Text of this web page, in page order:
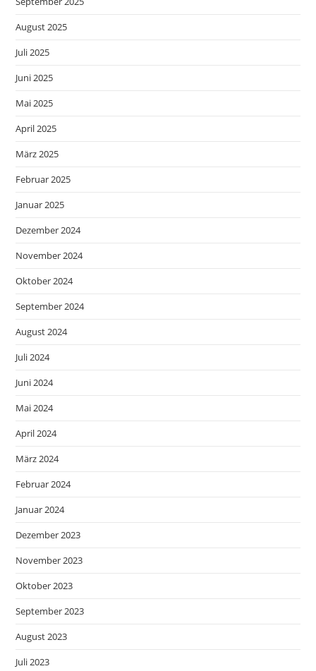
August 2025
Juli 2025
Juni 2025
Mai 2025
April 2025
März 2025
Februar 2025
Januar 2025
Dezember 2024
November 2024
Oktober 2024
September 2024
August 2024
Juli 2024
Juni 2024
Mai 2024
April 2024
März 2024
Februar 2024
Januar 2024
Dezember 2023
November 2023
Oktober 2023
September 2023
August 2023
Juli 2023